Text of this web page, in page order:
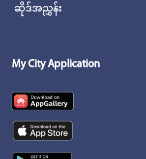
ဆိုဒ်အညွှန်း
My City Application